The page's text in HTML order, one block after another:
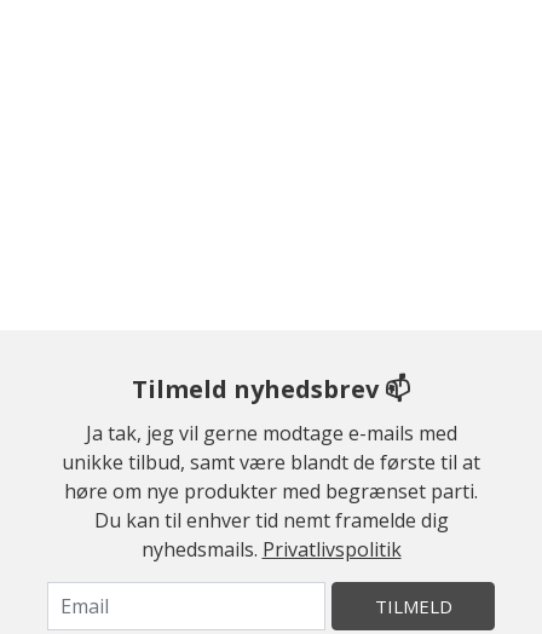
Tilmeld nyhedsbrev 📫
Ja tak, jeg vil gerne modtage e-mails med
unikke tilbud, samt være blandt de første til at
høre om nye produkter med begrænset parti.
Du kan til enhver tid nemt framelde dig
nyhedsmails. Privatlivspolitik
TILMELD